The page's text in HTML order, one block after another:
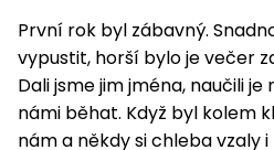
První rok byl zábavný.
vypustit, horší bylo je večer
Dali jsme jim jména, naučili
námi běhat. Když byl kolem
nám a někdy si chleba vzaly